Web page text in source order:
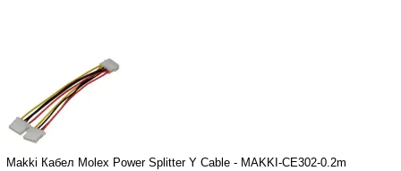
Makki Кабел Molex Power Splitter Y Cable - MAKKI-CE302-0.2m